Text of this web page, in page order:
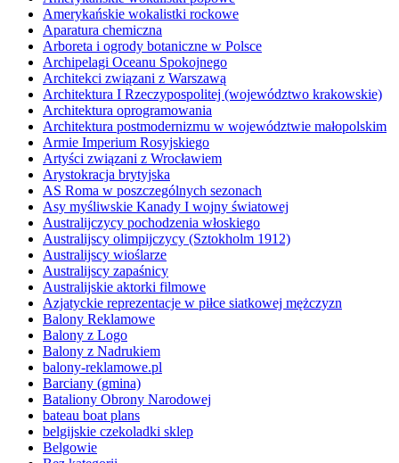
Amerykańskie wokalistki rockowe
Aparatura chemiczna
Arboreta i ogrody botaniczne w Polsce
Archipelagi Oceanu Spokojnego
Architekci związani z Warszawą
Architektura I Rzeczypospolitej (województwo krakowskie)
Architektura oprogramowania
Architektura postmodernizmu w województwie małopolskim
Armie Imperium Rosyjskiego
Artyści związani z Wrocławiem
Arystokracja brytyjska
AS Roma w poszczególnych sezonach
Asy myśliwskie Kanady I wojny światowej
Australijczycy pochodzenia włoskiego
Australijscy olimpijczycy (Sztokholm 1912)
Australijscy wioślarze
Australijscy zapaśnicy
Australijskie aktorki filmowe
Azjatyckie reprezentacje w piłce siatkowej mężczyzn
Balony Reklamowe
Balony z Logo
Balony z Nadrukiem
balony-reklamowe.pl
Barciany (gmina)
Bataliony Obrony Narodowej
bateau boat plans
belgijskie czekoladki sklep
Belgowie